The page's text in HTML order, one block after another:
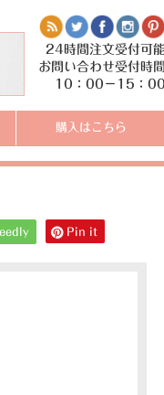
24時間注文受付可
お問い合わせ受付時間
10：00－15：00
購入はこちら
Pin it